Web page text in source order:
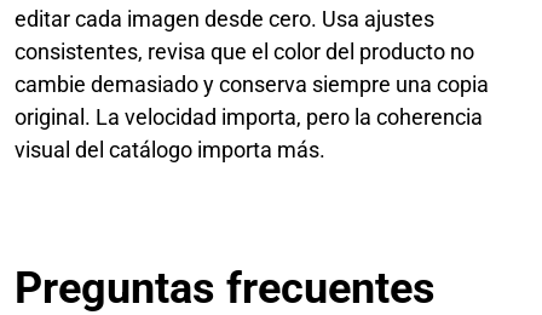
editar cada imagen desde cero. Usa ajustes
consistentes, revisa que el color del producto no
cambie demasiado y conserva siempre una copia
original. La velocidad importa, pero la coherencia
visual del catálogo importa más.
Preguntas frecuentes